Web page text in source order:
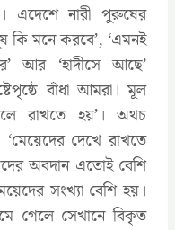
এদেশে নারী পুরুষের
কি মনে করবে’, ‘এমনই
আর ‘হাদীসে আছে’
বাঁধা আমরা। মূল
রাখতে হয়’। অথচ
দেখে রাখতে
অবদান এতোই বেশি
সংখ্যা বেশি হয়।
গেলে সেখানে বিকৃত